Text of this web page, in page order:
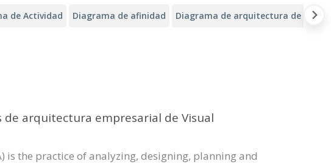
de Actividad Diagrama de afinidad Diagrama de arquitectura de
de arquitectura empresarial de Visual
is the practice of analyzing, designing, planning and